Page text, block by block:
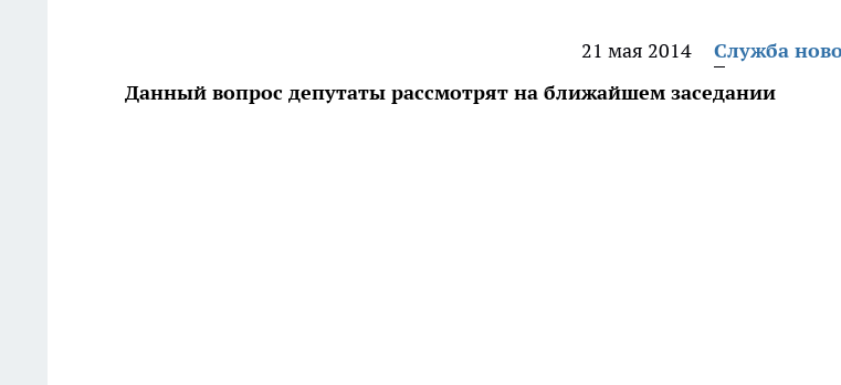
21 мая 2014
Служба
Данный вопрос депутаты рассмотрят на ближайшем заседании